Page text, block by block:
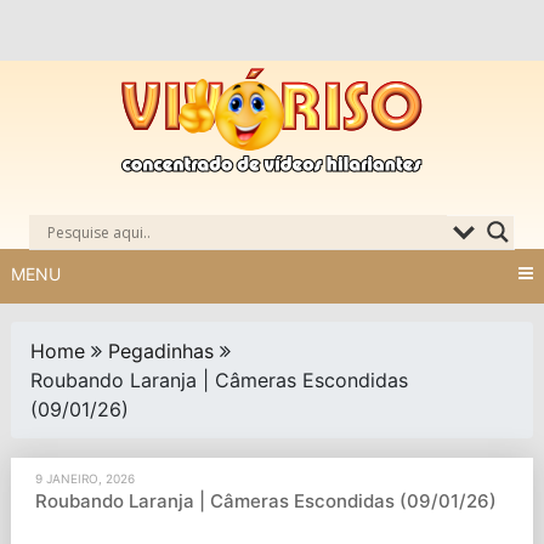
MENU
Home
Pegadinhas
Roubando Laranja | Câmeras Escondidas
(09/01/26)
9 JANEIRO, 2026
Roubando Laranja | Câmeras Escondidas (09/01/26)